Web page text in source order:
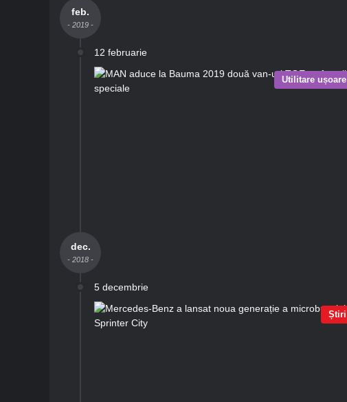
feb.
- 2019 -
12 februarie
Utilitare ușoare
dec.
- 2018 -
5 decembrie
Știri